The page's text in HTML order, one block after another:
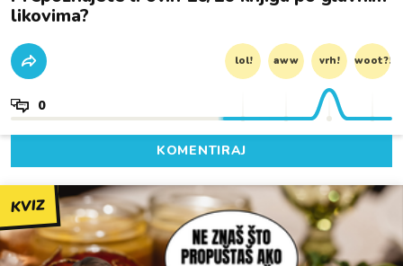
likovima?
lol! aww vrh! woot?!
0
KOMENTIRAJ
KVIZ